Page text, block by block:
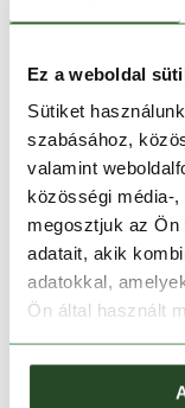
Ez a weboldal
Sütiket
szabásához,
valamint
közösségi média-
megosztjuk az Ön
adatait, akik
adatokkal,
Ön által használt
XS
Melyik
30 napos